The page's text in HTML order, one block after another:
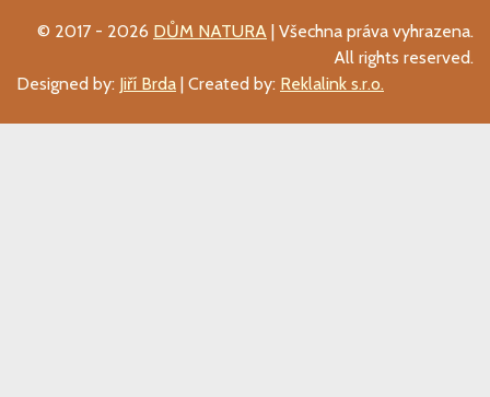
© 2017 - 2026 DŮM NATURA | Všechna práva vyhrazena.
All rights reserved.
Designed by: Jiří Brda | Created by: Reklalink s.r.o.